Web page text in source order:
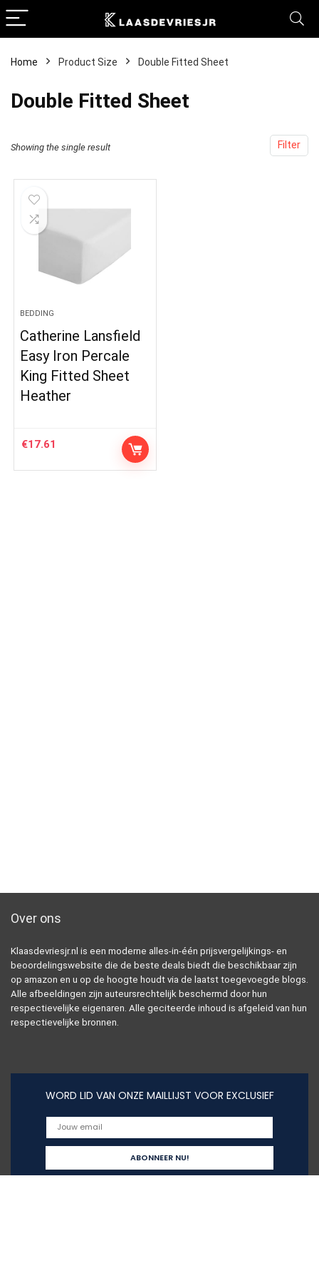
Home Product Size Double Fitted Sheet
Double Fitted Sheet
Filter
Showing the single result
BEDDING
Catherine Lansfield
Easy Iron Percale
King Fitted Sheet
Heather
€17.61
Over ons
Klaasdevriesjr.nl is een moderne alles-in-één prijsvergelijkings- en
beoordelingswebsite die de beste deals biedt die beschikbaar zijn
op amazon en u op de hoogte houdt via de laatst toegevoegde blogs.
Alle afbeeldingen zijn auteursrechtelijk beschermd door hun
respectievelijke eigenaren. Alle geciteerde inhoud is afgeleid van hun
respectievelijke bronnen.
WORD LID VAN ONZE MAILLIJST VOOR EXCLUSIEF